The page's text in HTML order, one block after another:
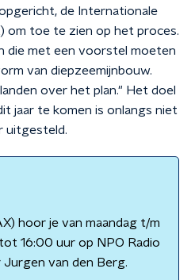
de Internationale
om toe te zien op het proces.
die met een voorstel moeten
van diepzeemijnbouw.
over het plan." Het doel
jaar te komen is onlangs niet
uitgesteld.
hoor je van maandag t/m
16:00 uur op NPO Radio
van den Berg.